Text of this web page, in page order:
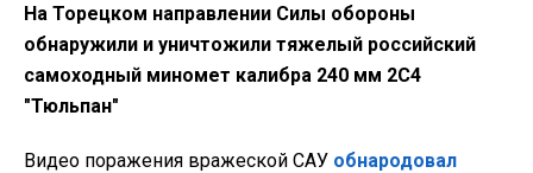
На Торецком направлении Силы обороны
обнаружили и уничтожили тяжелый российский
самоходный миномет калибра 240 мм 2С4
"Тюльпан"
Видео поражения вражеской САУ обнародовал